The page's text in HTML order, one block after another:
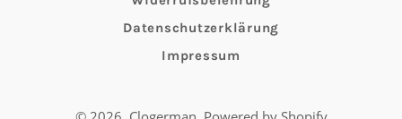
Datenschutzerklärung
Impressum